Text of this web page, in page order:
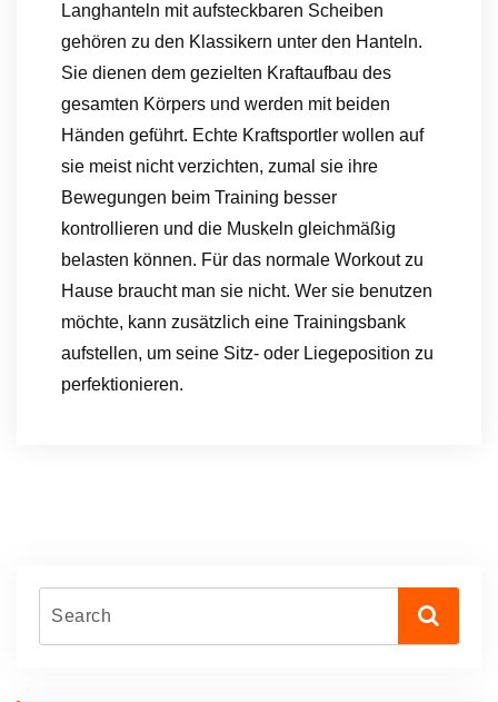
Langhanteln mit aufsteckbaren Scheiben
gehören zu den Klassikern unter den Hanteln.
Sie dienen dem gezielten Kraftaufbau des
gesamten Körpers und werden mit beiden
Händen geführt. Echte Kraftsportler wollen auf
sie meist nicht verzichten, zumal sie ihre
Bewegungen beim Training besser
kontrollieren und die Muskeln gleichmäßig
belasten können. Für das normale Workout zu
Hause braucht man sie nicht. Wer sie benutzen
möchte, kann zusätzlich eine Trainingsbank
aufstellen, um seine Sitz- oder Liegeposition zu
perfektionieren.